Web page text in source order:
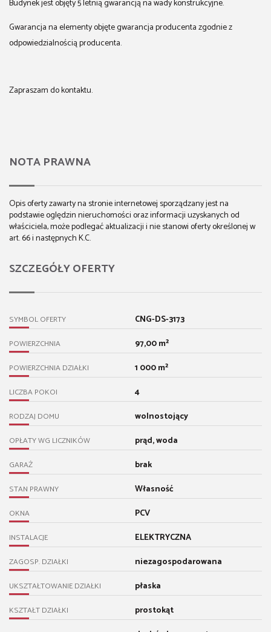
Budynek jest objęty 5 letnią gwarancją na wady konstrukcyjne.
Gwarancja na elementy objęte gwarancja producenta zgodnie z
odpowiedzialnością producenta.
Zapraszam do kontaktu.
NOTA PRAWNA
Opis oferty zawarty na stronie internetowej sporządzany jest na
podstawie oględzin nieruchomości oraz informacji uzyskanych od
właściciela, może podlegać aktualizacji i nie stanowi oferty określonej w
art. 66 i następnych K.C.
SZCZEGÓŁY OFERTY
SYMBOL OFERTY CNG-DS-3173
POWIERZCHNIA 97,00 m²
POWIERZCHNIA DZIAŁKI 1 000 m²
LICZBA POKOI 4
RODZAJ DOMU wolnostojący
OPŁATY WG LICZNIKÓW prąd, woda
GARAŻ brak
STAN PRAWNY Własność
OKNA PCV
INSTALACJE ELEKTRYCZNA
ZAGOSP. DZIAŁKI niezagospodarowana
UKSZTAŁTOWANIE DZIAŁKI płaska
KSZTAŁT DZIAŁKI prostokąt